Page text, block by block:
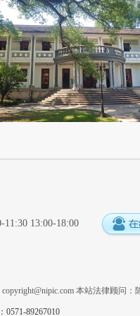
13:00-18:00
copyright@nipic.com 本站法律顾问：
89267010